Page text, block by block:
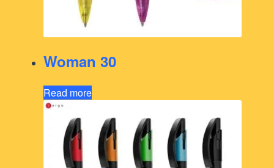
Woman 30
Read more